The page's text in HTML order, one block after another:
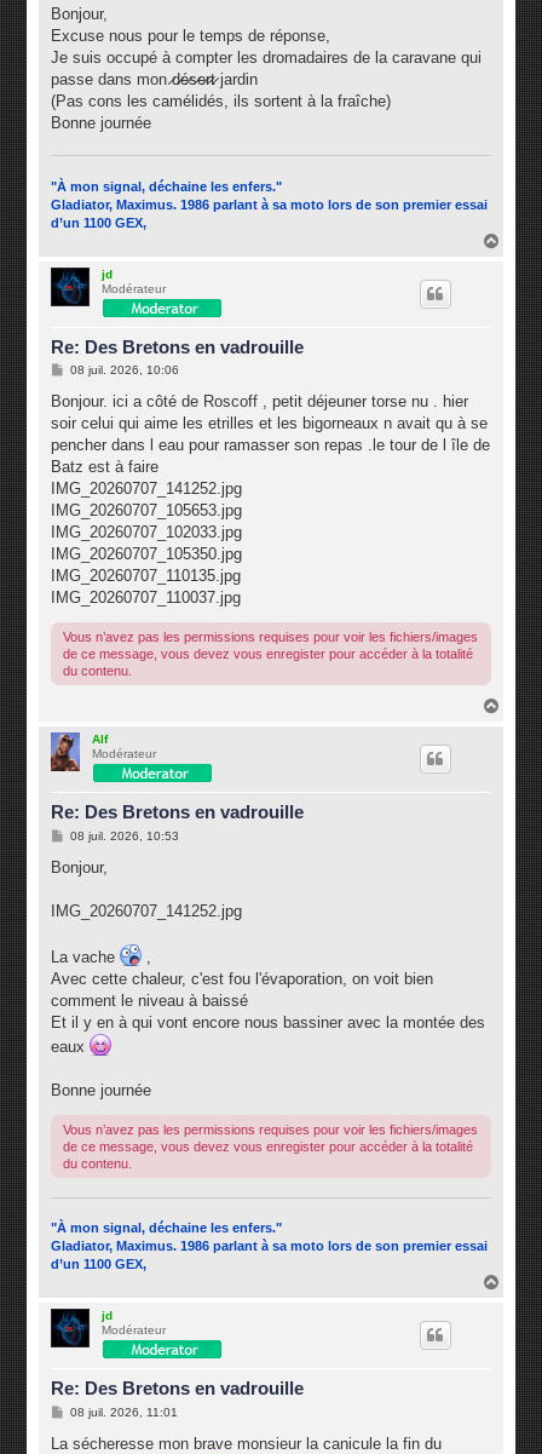
s
a
g
Bonjour,
Excuse nous pour le temps de réponse,
Je suis occupé à compter les dromadaires de la caravane qui
passe dans mon ̷d̷é̷s̷e̷r̷t̷ jardin
(Pas cons les camélidés, ils sortent à la fraîche)
Bonne journée
"À mon signal, déchaine les enfers."
Gladiator, Maximus. 1986 parlant à sa moto lors de son premier essai
d’un 1100 GEX,
jd
Modérateur
Re: Des Bretons en vadrouille
M
s
a
g
08 juil. 2026, 10:06
Bonjour. ici a côté de Roscoff , petit déjeuner torse nu . hier
soir celui qui aime les etrilles et les bigorneaux n avait qu à se
pencher dans l eau pour ramasser son repas .le tour de l île de
Batz est à faire
IMG_20260707_141252.jpg
IMG_20260707_105653.jpg
IMG_20260707_102033.jpg
IMG_20260707_105350.jpg
IMG_20260707_110135.jpg
IMG_20260707_110037.jpg
Vous n’avez pas les permissions requises pour voir les fichiers/images
de ce message, vous devez vous enregister pour accéder à la totalité
du contenu.
Alf
Modérateur
Re: Des Bretons en vadrouille
M
s
g
08 juil. 2026, 10:53
Bonjour,
IMG_20260707_141252.jpg
La vache
Avec cette chaleur, c'est fou l'évaporation, on voit bien
comment le niveau à baissé
Et il y en à qui vont encore nous bassiner avec la montée des
eaux
Bonne journée
Vous n’avez pas les permissions requises pour voir les fichiers/images
de ce message, vous devez vous enregister pour accéder à la totalité
du contenu.
"À mon signal, déchaine les enfers."
Gladiator, Maximus. 1986 parlant à sa moto lors de son premier essai
d’un 1100 GEX,
jd
Modérateur
Re: Des Bretons en vadrouille
M
s
08 juil. 2026, 11:01
La sécheresse mon brave monsieur la canicule la fin du